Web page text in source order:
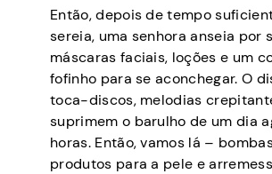
Então, depois de tempo
sereia, uma senhora anseia por
máscaras faciais, loções e um
fofinho para se aconchegar. O
toca-discos, melodias
suprimem o barulho de um dia
horas. Então, vamos lá –
produtos para a pele e